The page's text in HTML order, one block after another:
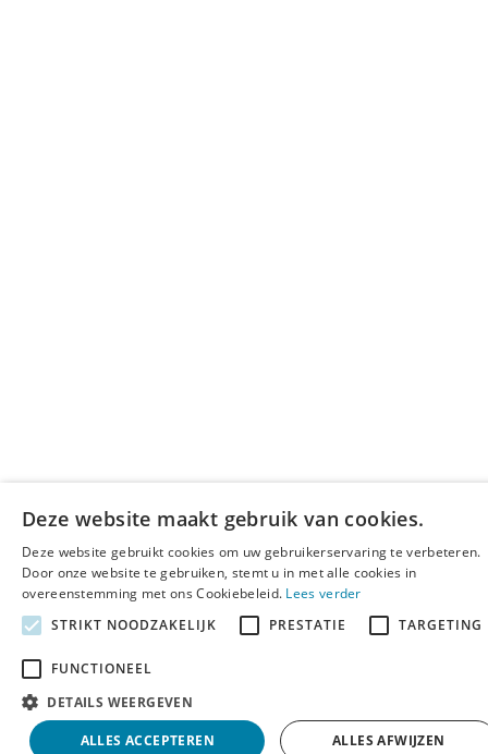
Deze website maakt gebruik van cookies.
Deze website gebruikt cookies om uw gebruikerservaring te verbeteren.
Door onze website te gebruiken, stemt u in met alle cookies in
overeenstemming met ons Cookiebeleid. Lees verder
STRIKT NOODZAKELIJK
PRESTATIE TARGETING
FUNCTIONEEL
DETAILS WEERGEVEN
ALLES ACCEPTEREN ALLES AFWIJZEN